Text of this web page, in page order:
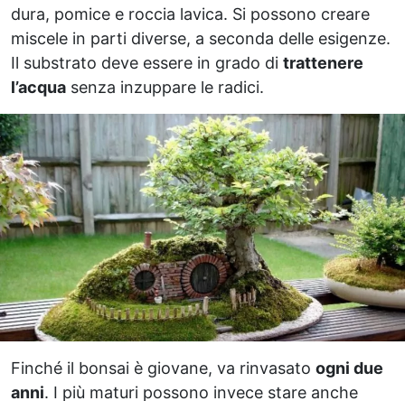
dura, pomice e roccia lavica. Si possono creare
miscele in parti diverse, a seconda delle esigenze.
Il substrato deve essere in grado di trattenere
l’acqua senza inzuppare le radici.
Finché il bonsai è giovane, va rinvasato ogni due
anni. I più maturi possono invece stare anche